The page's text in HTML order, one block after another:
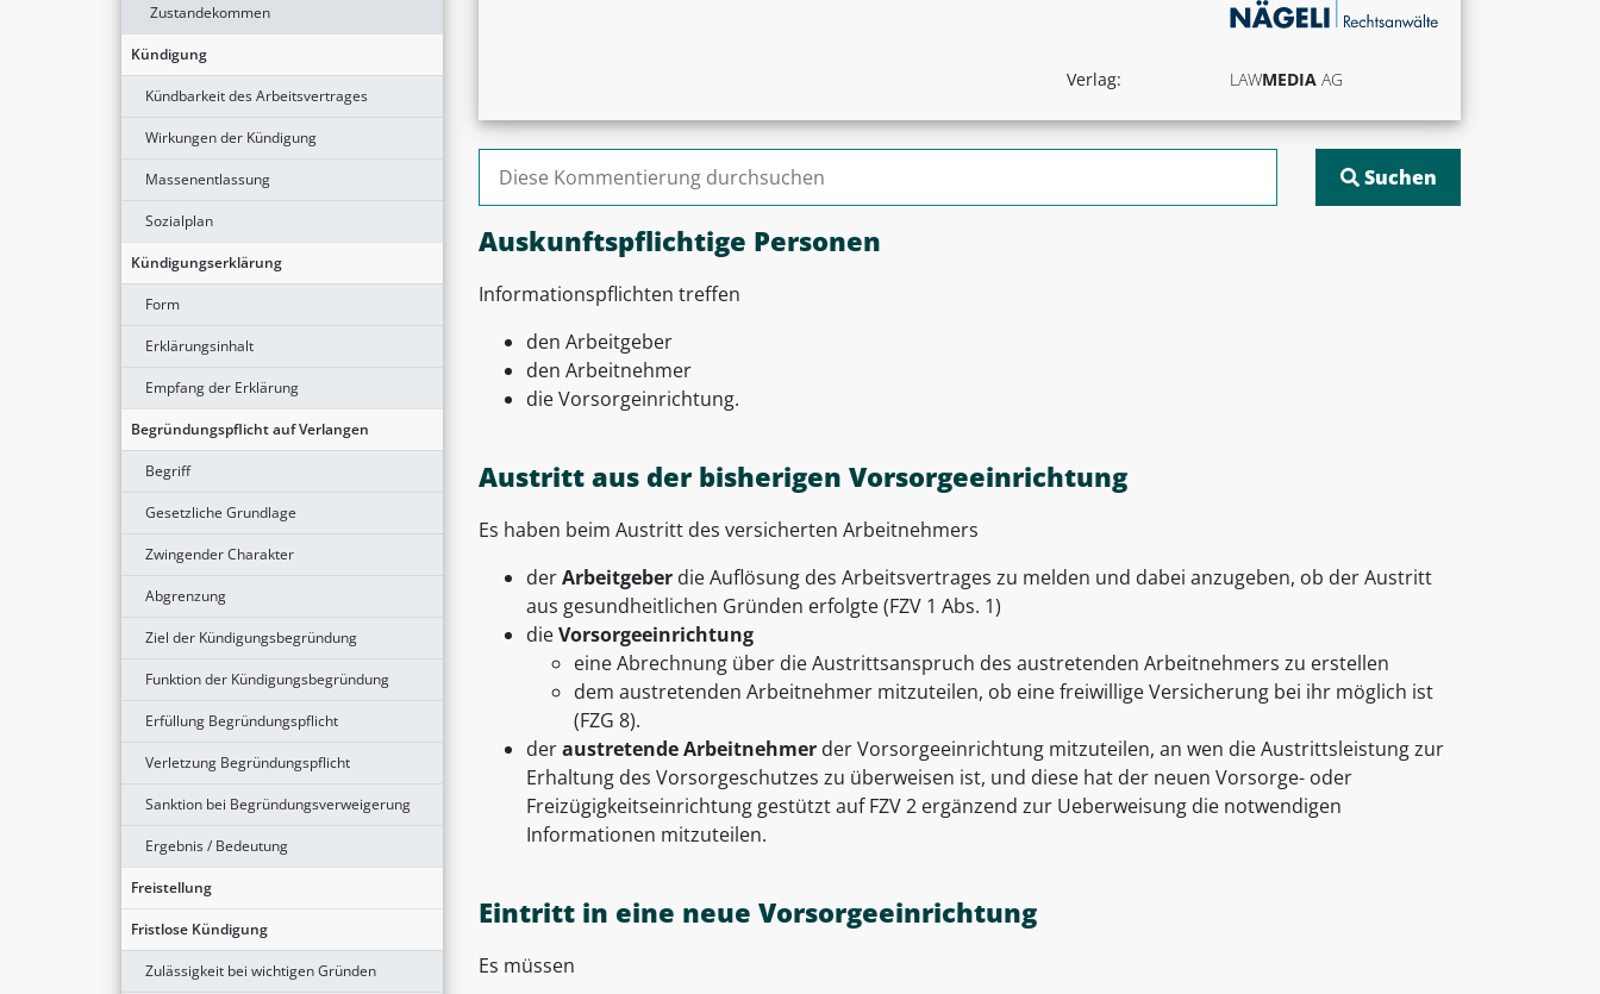
Zustandekommen
Kündigung
Kündbarkeit des Arbeitsvertrages
Wirkungen der Kündigung
Massenentlassung
Sozialplan
Kündigungserklärung
Form
Erklärungsinhalt
Empfang der Erklärung
Begründungspflicht auf Verlangen
Begriff
Gesetzliche Grundlage
Zwingender Charakter
Abgrenzung
Ziel der Kündigungsbegründung
Funktion der Kündigungsbegründung
Erfüllung Begründungspflicht
Verletzung Begründungspflicht
Sanktion bei Begründungsverweigerung
Ergebnis / Bedeutung
Freistellung
Fristlose Kündigung
Zulässigkeit bei wichtigen Gründen
Verlag: LAWMEDIA AG
Suchen nach:
Auskunftspflichtige Personen
Informationspflichten treffen
den Arbeitgeber
den Arbeitnehmer
die Vorsorgeinrichtung.
Austritt aus der bisherigen Vorsorgeeinrichtung
Es haben beim Austritt des versicherten Arbeitnehmers
derArbeitgeber die Auflösung des Arbeitsvertrages zu melden und dabei anzugeben, ob der Austritt
aus gesundheitlichen Gründen erfolgte (FZV 1 Abs. 1)
dieVorsorgeeinrichtung
eine Abrechnung über die Austrittsanspruch des austretenden Arbeitnehmers zu erstellen
dem austretenden Arbeitnehmer mitzuteilen, ob eine freiwillige Versicherung bei ihr möglich ist
(FZG 8).
deraustretende Arbeitnehmer der Vorsorgeeinrichtung mitzuteilen, an wen die Austrittsleistung zur
Erhaltung des Vorsorgeschutzes zu überweisen ist, und diese hat der neuen Vorsorge- oder
Freizügigkeitseinrichtung gestützt auf FZV 2 ergänzend zur Ueberweisung die notwendigen
Informationen mitzuteilen.
Eintritt in eine neue Vorsorgeeinrichtung
Es müssen